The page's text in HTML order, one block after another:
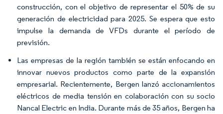
construcción, con el objetivo de representar el 50% de su
generación de electricidad para 2025. Se espera que esto
impulse la demanda de VFDs durante el período de
previsión.
Las empresas de la región también se están enfocando en
innovar nuevos productos como parte de la expansión
empresarial. Recientemente, Bergen lanzó accionamientos
eléctricos de media tensión en colaboración con su socio
Nancal Electric en India. Durante más de 35 años, Bergen ha